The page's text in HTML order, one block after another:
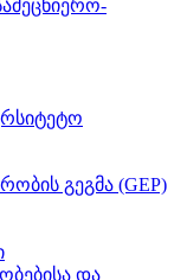
გეგმა (GEP)
და